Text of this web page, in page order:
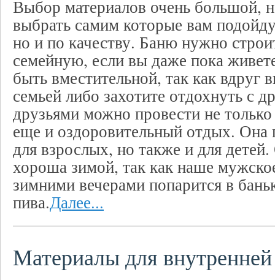
Выбор материалов очень большой,
выбрать самим которые вам
но и по качеству. Баню нужно
семейную, если вы даже пока
быть вместительной, так как вдруг
семьей либо захотите отдохнуть с
друзьями можно провести не
еще и оздоровительный отдых. Она
для взрослых, но также и для
хороша зимой, так как наше
зимними вечерами попарится в
пива.Далее...
Материалы для